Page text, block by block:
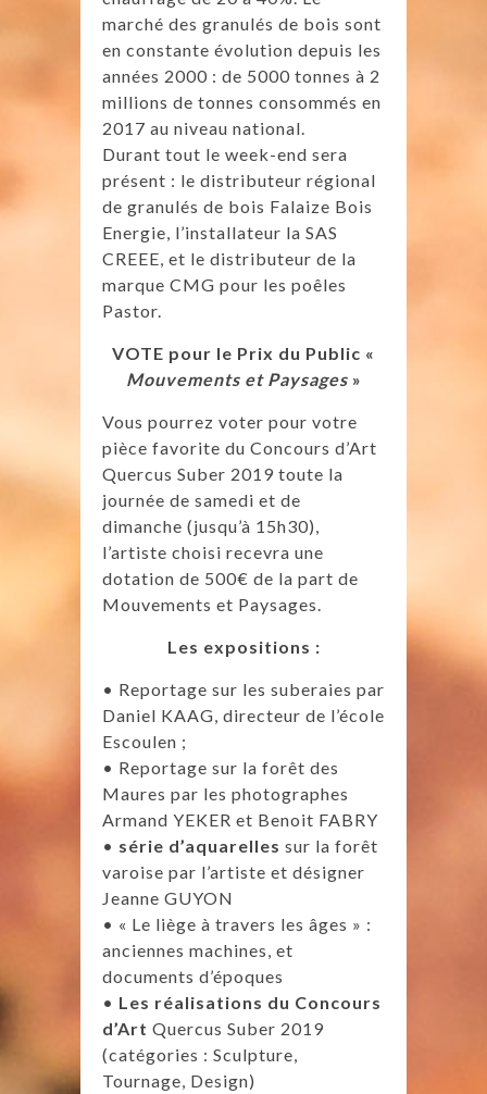
marché des granulés de bois sont
en constante évolution depuis les
années 2000 : de 5000 tonnes à 2
millions de tonnes consommés en
2017 au niveau national.
Durant tout le week-end sera
présent : le distributeur régional
de granulés de bois Falaize Bois
Energie, l’installateur la SAS
CREEE, et le distributeur de la
marque CMG pour les poêles
Pastor.
VOTE pour le Prix du Public «
Mouvements et Paysages»
Vous pourrez voter pour votre
pièce favorite du Concours d’Art
Quercus Suber 2019 toute la
journée de samedi et de
dimanche (jusqu’à 15h30),
l’artiste choisi recevra une
dotation de 500€ de la part de
Mouvements et Paysages.
Les expositions :
• Reportage sur les suberaies par
Daniel KAAG, directeur de l’école
Escoulen ;
• Reportage sur la forêt des
Maures par les photographes
Armand YEKER et Benoit FABRY
• série d’aquarelles sur la forêt
varoise par l’artiste et désigner
Jeanne GUYON
• « Le liège à travers les âges » :
anciennes machines, et
documents d’époques
• Les réalisations du Concours
d’Art Quercus Suber 2019
(catégories : Sculpture,
Tournage, Design)